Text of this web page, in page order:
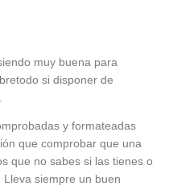
muy buena para
si disponer de
y formateadas
que comprobar que una
que no sabes si las tienes o
siempre un buen